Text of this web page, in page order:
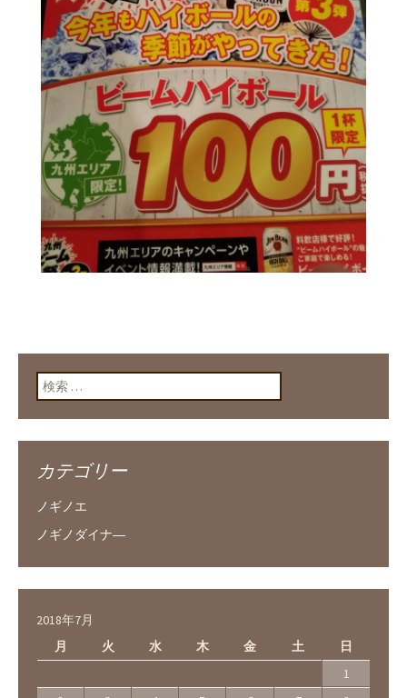
検索:
カテゴリー
ノギノエ
ノギノダイナ―
2018年7月
月
火 水 木 金 土 日
1